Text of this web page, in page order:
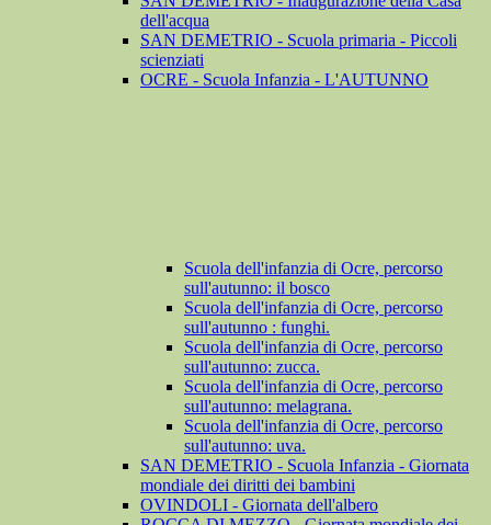
dell'acqua
SAN DEMETRIO - Scuola primaria - Piccoli
scienziati
OCRE - Scuola Infanzia - L'AUTUNNO
Scuola dell'infanzia di Ocre, percorso
sull'autunno: il bosco
Scuola dell'infanzia di Ocre, percorso
sull'autunno : funghi.
Scuola dell'infanzia di Ocre, percorso
sull'autunno: zucca.
Scuola dell'infanzia di Ocre, percorso
sull'autunno: melagrana.
Scuola dell'infanzia di Ocre, percorso
sull'autunno: uva.
SAN DEMETRIO - Scuola Infanzia - Giornata
mondiale dei diritti dei bambini
OVINDOLI - Giornata dell'albero